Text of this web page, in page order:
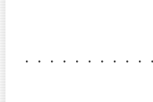
・・・・・・・・・・